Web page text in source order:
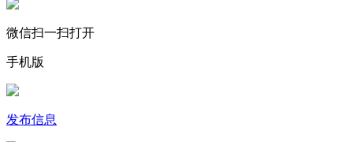
微信扫一扫打开
手机版
发布信息